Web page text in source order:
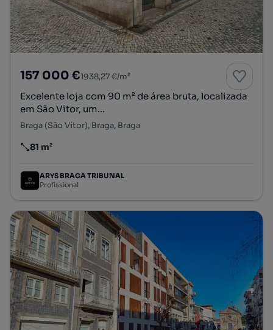
157 000 €1938,27 €/m²
Excelente loja com 90 m² de área bruta, localizada
em São Vitor, um...
Braga (São Vítor), Braga, Braga
Preço por metro quadrado
81 m²
ARYS BRAGA TRIBUNAL
Profissional